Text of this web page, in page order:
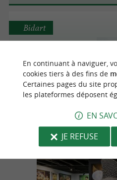
Le Lavoir du
Bidart
En continuant à naviguer,
cookies tiers à des fins de
Certaines pages du site
les plateformes déposent
EN
JE REFUSE